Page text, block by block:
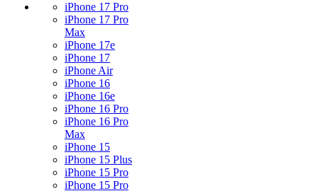
iPhone 17 Pro
iPhone 17 Pro
Max
iPhone 17e
iPhone 17
iPhone Air
iPhone 16
iPhone 16e
iPhone 16 Pro
iPhone 16 Pro
Max
iPhone 15
iPhone 15 Plus
iPhone 15 Pro
iPhone 15 Pro